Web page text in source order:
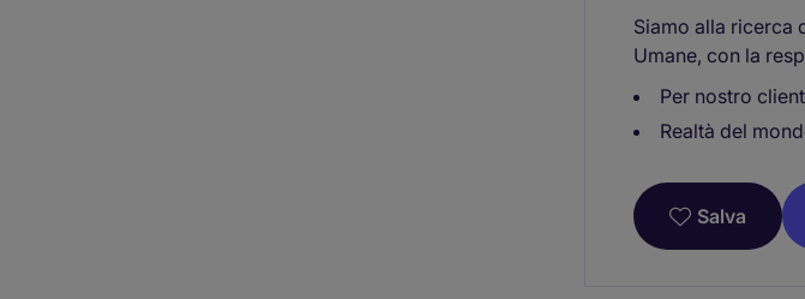
Siamo alla ricerca
Umane, con la
Per nostro
Realtà del
Salva